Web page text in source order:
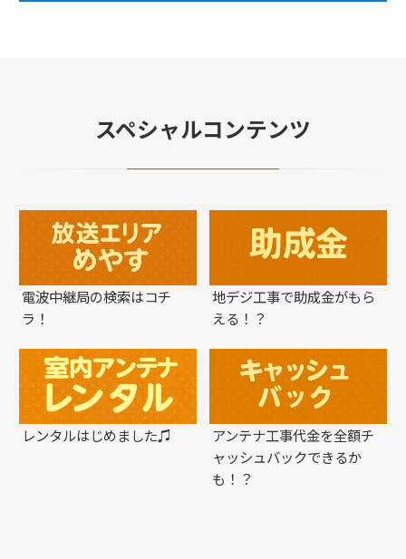
スペシャルコンテンツ
電波中継局の検索はコチ
ラ！
地デジ工事で助成金がもら
える！？
レンタルはじめました♫
アンテナ工事代金を全額チ
ャッシュバックできるか
も！？